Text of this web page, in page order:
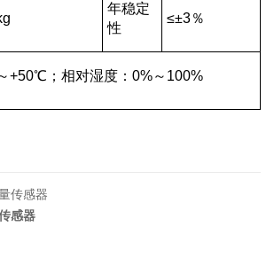
年稳定
性
≤±3％
+50℃；相对湿度：0%～100%
传感器
感器